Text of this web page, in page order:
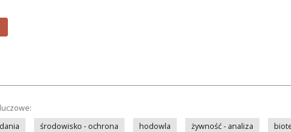
środowisko - ochrona hodowla żywność - analiza